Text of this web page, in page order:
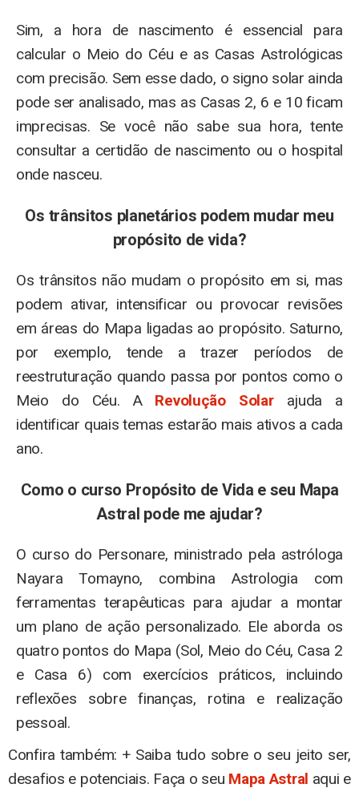
Sim, a hora de nascimento é essencial para
calcular o Meio do Céu e as Casas Astrológicas
com precisão. Sem esse dado, o signo solar ainda
pode ser analisado, mas as Casas 2, 6 e 10 ficam
imprecisas. Se você não sabe sua hora, tente
consultar a certidão de nascimento ou o hospital
onde nasceu.
Os trânsitos planetários podem mudar meu
propósito de vida?
Os trânsitos não mudam o propósito em si, mas
podem ativar, intensificar ou provocar revisões
em áreas do Mapa ligadas ao propósito. Saturno,
por exemplo, tende a trazer períodos de
reestruturação quando passa por pontos como o
Meio do Céu. A Revolução Solarajuda a
identificar quais temas estarão mais ativos a cada
ano.
Como o curso Propósito de Vida e seu Mapa
Astral pode me ajudar?
O curso do Personare, ministrado pela astróloga
Nayara Tomayno, combina Astrologia com
ferramentas terapêuticas para ajudar a montar
um plano de ação personalizado. Ele aborda os
quatro pontos do Mapa (Sol, Meio do Céu, Casa 2
e Casa 6) com exercícios práticos, incluindo
reflexões sobre finanças, rotina e realização
pessoal.
Confira também: + Saiba tudo sobre o seu jeito ser,
desafios e potenciais. Faça o seu Mapa Astral aqui e